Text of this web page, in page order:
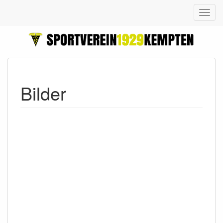
Bilder